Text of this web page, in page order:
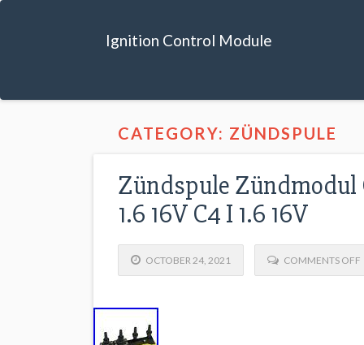
Ignition Control Module
CATEGORY: ZÜNDSPULE
Zündspule Zündmodul
1.6 16V C4 I 1.6 16V
OCTOBER 24, 2021 COMMENTS OFF